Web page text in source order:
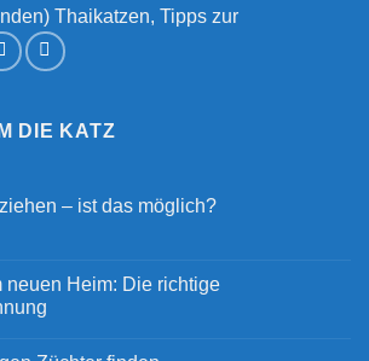
Thaikatzen, Tipps zur
DIE KATZ
– ist das möglich?
neuen Heim: Die richtige